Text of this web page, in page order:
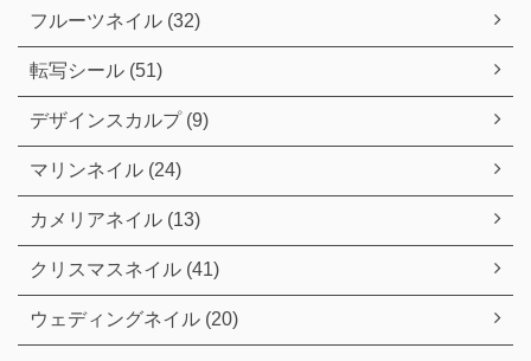
フルーツネイル (32)
転写シール (51)
デザインスカルプ (9)
マリンネイル (24)
カメリアネイル (13)
クリスマスネイル (41)
ウェディングネイル (20)